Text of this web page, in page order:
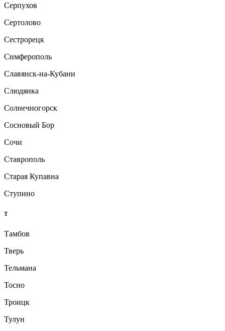
Серпухов
Сертолово
Сестрорецк
Симферополь
Славянск-на-Кубани
Слюдянка
Солнечногорск
Сосновый Бор
Сочи
Ставрополь
Старая Купавна
Ступино
Т
Тамбов
Тверь
Тельмана
Тосно
Троицк
Тулун